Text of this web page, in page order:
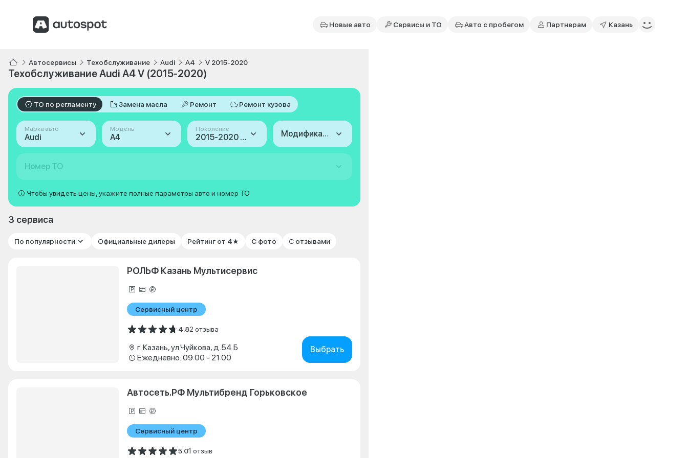
Новые авто Сервисы и ТО Авто с пробегом Партнерам Казань
Автосервисы Техобслуживание Audi A4 V 2015-2020
Техобслуживание Audi A4 V (2015-2020)
ТО по регламенту Замена масла Ремонт Ремонт кузова
Марка авто
Audi
Модель
A4
Поколение
2015-2020 (V) Модификация
Номер ТО
Чтобы увидеть цены, укажите полные параметры авто и номер ТО
3 сервиса
По популярности Официальные дилеры Рейтинг от 4★ С фото С отзывами
РОЛЬФ Казань Мультисервис
Сервисный центр
4.82 отзыва
г. Казань, ул.Чуйкова, д.54 Б
Ежедневно: 09:00 - 21:00
Выбрать
Автосеть.РФ Мультибренд Горьковское
Сервисный центр
5.01 отзыв